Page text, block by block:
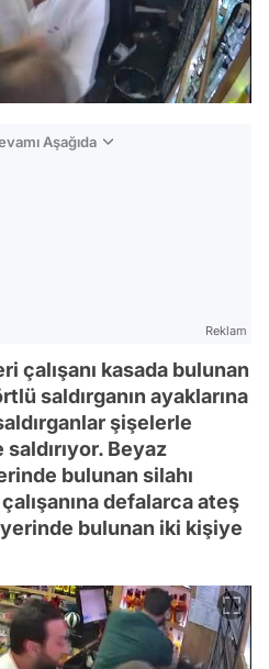
Aşağıda
Reklam
çalışanı kasada bulunan
saldırganın ayaklarına
şişelerle
Beyaz
bulunan silahı
defalarca ateş
bulunan iki kişiye